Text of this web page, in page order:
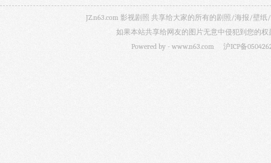
JZ.n63.com 影视剧照 共享给大家的所有的剧照/海报/壁
如果本站共享给网友的图片无意中侵犯到您的
Powered by - www.n63.com 沪ICP备